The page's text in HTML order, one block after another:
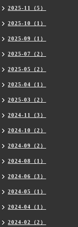
2025-11（5）
2025-10（1）
2025-09（1）
2025-07（2）
2025-05（2）
2025-04（1）
2025-03（2）
2024-11（3）
2024-10（2）
2024-09（2）
2024-08（1）
2024-06（3）
2024-05（1）
2024-04（1）
2024-02（2）